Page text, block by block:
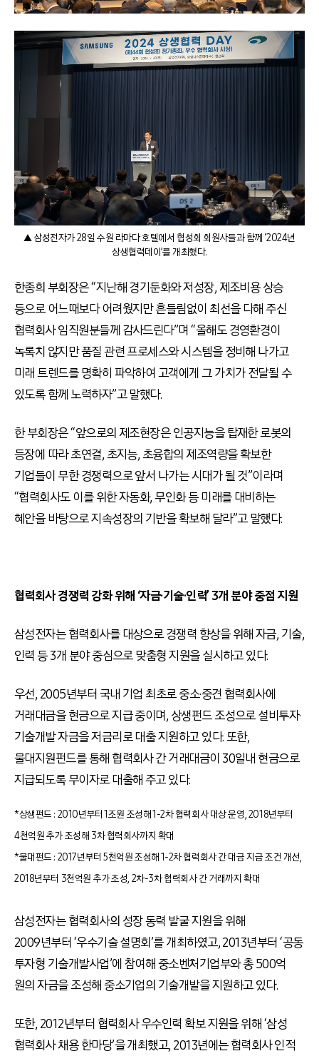
▲ 삼성전자가 28일 수원 라마다 호텔에서 협성회 회원사들과 함께 ‘2024년
상생협력데이’를 개최했다.
한종희 부회장은 “지난해 경기둔화와 저성장, 제조비용 상승
등으로 어느때보다 어려웠지만 흔들림없이 최선을 다해 주신
협력회사 임직원분들께 감사드린다”며 “올해도 경영환경이
녹록치 않지만 품질 관련 프로세스와 시스템을 정비해 나가고
미래 트렌드를 명확히 파악하여 고객에게 그 가치가 전달될 수
있도록 함께 노력하자”고 말했다.
한 부회장은 “앞으로의 제조현장은 인공지능을 탑재한 로봇의
등장에 따라 초연결, 초지능, 초융합의 제조역량을 확보한
기업들이 무한 경쟁력으로 앞서 나가는 시대가 될 것”이라며
“협력회사도 이를 위한 자동화, 무인화 등 미래를 대비하는
혜안을 바탕으로 지속성장의 기반을 확보해 달라”고 말했다.
협력회사 경쟁력 강화 위해 ‘자금·기술·인력’ 3개 분야 중점 지원
삼성전자는 협력회사를 대상으로 경쟁력 향상을 위해 자금, 기술,
인력 등 3개 분야 중심으로 맞춤형 지원을 실시하고 있다.
우선, 2005년부터 국내 기업 최초로 중소·중견 협력회사에
거래대금을 현금으로 지급 중이며, 상생펀드 조성으로 설비투자·
기술개발 자금을 저금리로 대출 지원하고 있다. 또한,
물대지원펀드를 통해 협력회사 간 거래대금이 30일내 현금으로
지급되도록 무이자로 대출해 주고 있다.
*상생펀드 : 2010년부터 1조원 조성해 1-2차 협력회사 대상 운영, 2018년부터
4천억원 추가 조성해 3차 협력회사까지 확대
*물대펀드 : 2017년부터 5천억원 조성해 1-2차 협력회사 간 대금 지급 조건 개선,
2018년부터 3천억원 추가 조성, 2차-3차 협력회사 간 거래까지 확대
삼성전자는 협력회사의 성장 동력 발굴 지원을 위해
2009년부터 ‘우수기술 설명회’를 개최하였고, 2013년부터 ‘공동
투자형 기술개발사업’에 참여해 중소벤처기업부와 총 500억
원의 자금을 조성해 중소기업의 기술개발을 지원하고 있다.
또한, 2012년부터 협력회사 우수인력 확보 지원을 위해 ‘삼성
협력회사 채용 한마당’을 개최했고, 2013년에는 협력회사 인적